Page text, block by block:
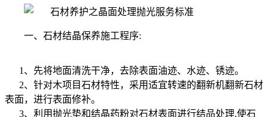
一、石材结晶保养施工程序:
1 、先将地面清洗干净，去除表面油迹、水迹、锈迹。
2、针对木项目石材特性，采用适宜转速的翻新机翻新石材
表面，进行表面修补。
3、利用抛光垫和结晶药粉对石材表面进行结品处理,使石